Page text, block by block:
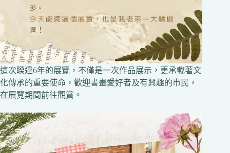
這次睽違6年的展覽，不僅是一次作品展示，更承載著文
化傳承的重要使命，歡迎書畫愛好者及有興趣的市民，
在展覽期間前往觀賞。